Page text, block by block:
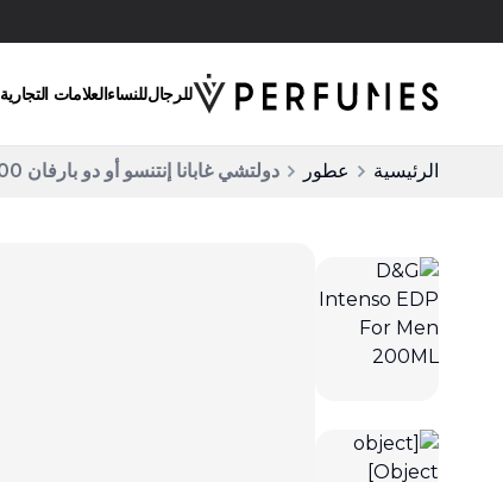
للرجالللنساءالعلامات التجارية
الرئيسية عطور دولتشي غابانا إنتنسو أو دو بارفان 200 مل للرجال